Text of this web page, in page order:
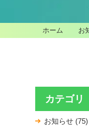
ホーム お
カテゴリ
お知らせ (75)